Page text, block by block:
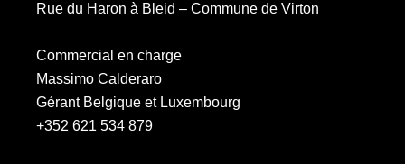
Rue du Haron à Bleid – Commune de Virton
Commercial en charge
Massimo Calderaro
Gérant Belgique et Luxembourg
+352 621 534 879